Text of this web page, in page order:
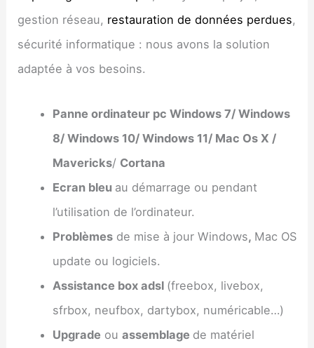
gestion réseau, restauration de données perdues,
sécurité informatique : nous avons la solution
adaptée à vos besoins.
Panne ordinateur pc Windows 7/ Windows
8/ Windows 10/ Windows 11/ Mac Os X /
Mavericks/ Cortana
Ecran bleu au démarrage ou pendant
l’utilisation de l’ordinateur.
Problèmesde mise à jour Windows, Mac OS
update ou logiciels.
Assistance box adsl (freebox, livebox,
sfrbox, neufbox, dartybox, numéricable…)
Upgrade ou assemblage de matériel